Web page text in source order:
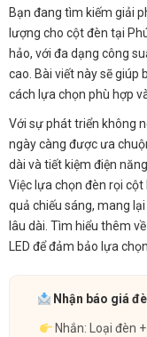
Bạn đang tìm kiếm giải
lượng cho cột đèn tại
hảo, với đa dạng công
cao. Bài viết này sẽ giúp
cách lựa chọn phù hợp
Với sự phát triển không
ngày càng được ưa
dài và tiết kiệm điện
Việc lựa chọn đèn rọi cột
quả chiếu sáng, mang
lâu dài. Tìm hiểu thêm
LED để đảm bảo lựa
Nhận báo giá
Nhắn: Loại đèn